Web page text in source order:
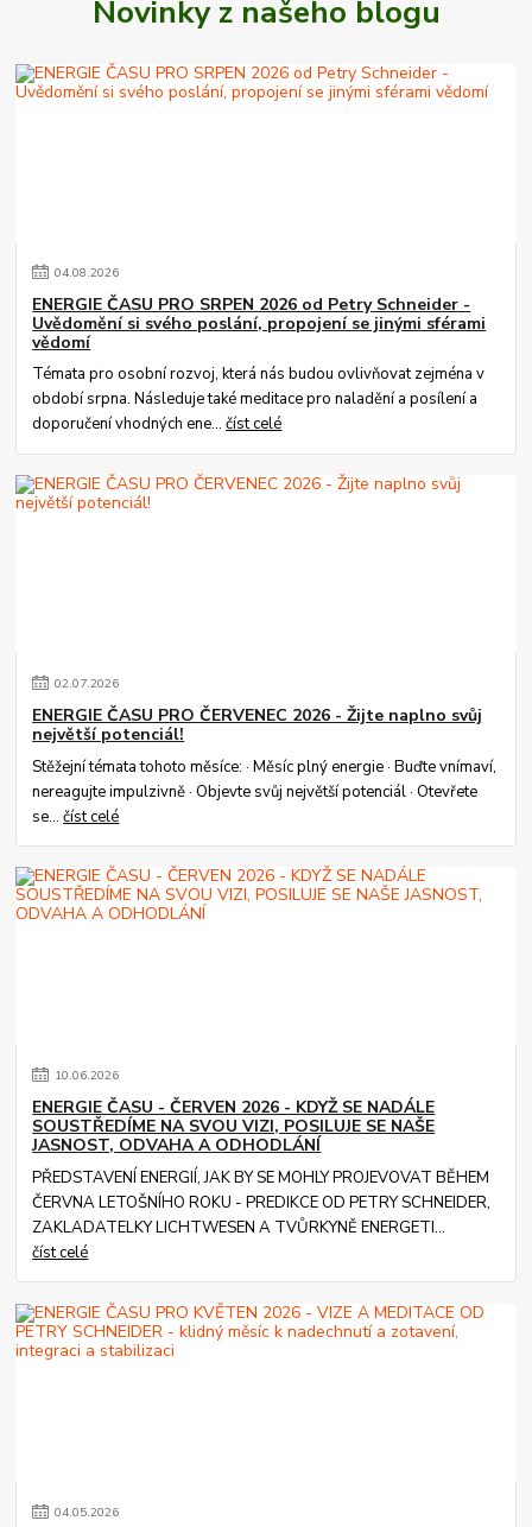
Novinky z našeho blogu
04.08.2026
ENERGIE ČASU PRO SRPEN 2026 od Petry Schneider -
Uvědomění si svého poslání, propojení se jinými sférami
vědomí
Témata pro osobní rozvoj, která nás budou ovlivňovat zejména v
období srpna. Následuje také meditace pro naladění a posílení a
doporučení vhodných ene...číst celé
02.07.2026
ENERGIE ČASU PRO ČERVENEC 2026 - Žijte naplno svůj
největší potenciál!
Stěžejní témata tohoto měsíce: · Měsíc plný energie · Buďte vnímaví,
nereagujte impulzivně · Objevte svůj největší potenciál · Otevřete
se...číst celé
10.06.2026
ENERGIE ČASU - ČERVEN 2026 - KDYŽ SE NADÁLE
SOUSTŘEDÍME NA SVOU VIZI, POSILUJE SE NAŠE
JASNOST, ODVAHA A ODHODLÁNÍ
PŘEDSTAVENÍ ENERGIÍ, JAK BY SE MOHLY PROJEVOVAT BĚHEM
ČERVNA LETOŠNÍHO ROKU - PREDIKCE OD PETRY SCHNEIDER,
ZAKLADATELKY LICHTWESEN A TVŮRKYNĚ ENERGETI...
číst celé
04.05.2026